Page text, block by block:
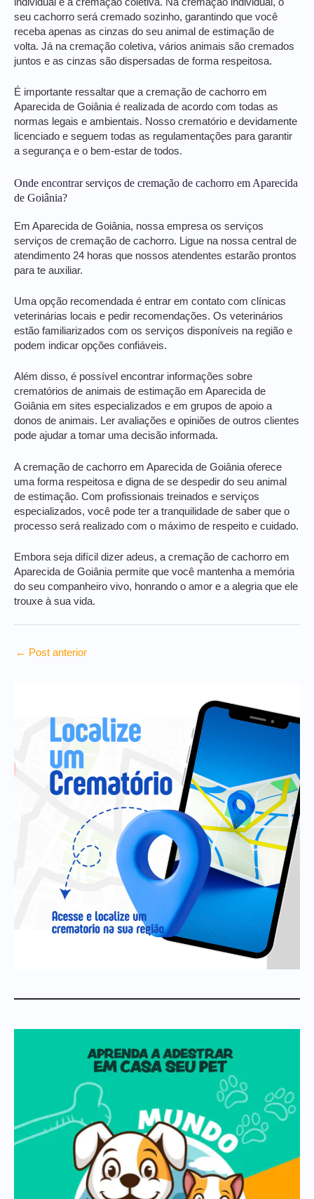
seu cachorro será cremado sozinho, garantindo que você
receba apenas as cinzas do seu animal de estimação de
volta. Já na cremação coletiva, vários animais são cremados
juntos e as cinzas são dispersadas de forma respeitosa.
É importante ressaltar que a cremação de cachorro em
Aparecida de Goiânia é realizada de acordo com todas as
normas legais e ambientais. Nosso crematório e devidamente
licenciado e seguem todas as regulamentações para garantir
a segurança e o bem-estar de todos.
Onde encontrar serviços de cremação de cachorro em Aparecida
de Goiânia?
Em Aparecida de Goiânia, nossa empresa os serviços
serviços de cremação de cachorro. Ligue na nossa central de
atendimento 24 horas que nossos atendentes estarão prontos
para te auxiliar.
Uma opção recomendada é entrar em contato com clínicas
veterinárias locais e pedir recomendações. Os veterinários
estão familiarizados com os serviços disponíveis na região e
podem indicar opções confiáveis.
Além disso, é possível encontrar informações sobre
crematórios de animais de estimação em Aparecida de
Goiânia em sites especializados e em grupos de apoio a
donos de animais. Ler avaliações e opiniões de outros clientes
pode ajudar a tomar uma decisão informada.
A cremação de cachorro em Aparecida de Goiânia oferece
uma forma respeitosa e digna de se despedir do seu animal
de estimação. Com profissionais treinados e serviços
especializados, você pode ter a tranquilidade de saber que o
processo será realizado com o máximo de respeito e cuidado.
Embora seja difícil dizer adeus, a cremação de cachorro em
Aparecida de Goiânia permite que você mantenha a memória
do seu companheiro vivo, honrando o amor e a alegria que ele
trouxe à sua vida.
← Post anterior